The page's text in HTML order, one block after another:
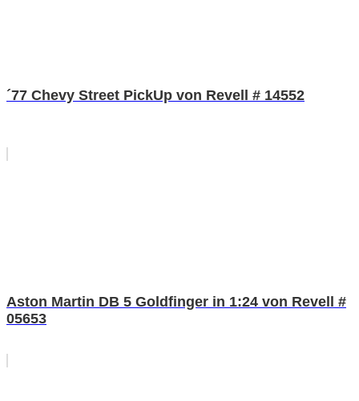
´77 Chevy Street PickUp von Revell # 14552
Aston Martin DB 5 Goldfinger in 1:24 von Revell #
05653